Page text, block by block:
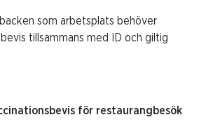
som arbetsplats behöver
tillsammans med ID och giltig
för restaurangbesök